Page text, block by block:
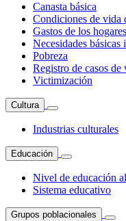
Canasta básica
Condiciones de vida
Gastos de los hogares
Necesidades básicas
Pobreza
Registro de casos
Victimización
Cultura
Industrias culturales
Educación
Nivel de educación
Sistema educativo
Grupos poblacionales